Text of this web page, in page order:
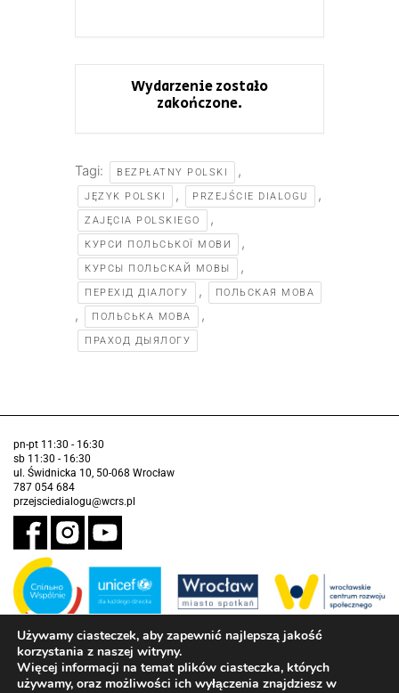
Wydarzenie zostało
zakończone.
Tagi: BEZPŁATNY POLSKI ,
JĘZYK POLSKI , PRZEJŚCIE DIALOGU ,
ZAJĘCIA POLSKIEGO ,
КУРСИ ПОЛЬСЬКОЇ МОВИ ,
КУРСЫ ПОЛЬСКАЙ МОВЫ ,
ПЕРЕХІД ДІАЛОГУ , ПОЛЬСКАЯ МОВА
, ПОЛЬСЬКА МОВА ,
ПРАХОД ДЫЯЛОГУ
pn-pt 11:30 - 16:30
sb 11:30 - 16:30
ul. Świdnicka 10, 50-068 Wrocław
787 054 684
przejsciedialogu@wcrs.pl
Zadanie realizowane ze środków Gminy Wrocław w partnerstwie z
Funduszem Narodów Zjednoczonych na Rzecz Dzieci (UNICEF)
Deklaracja dostępności
Używamy ciasteczek, aby zapewnić najlepszą jakość
korzystania z naszej witryny.
Więcej informacji na temat plików ciasteczka, których
używamy, oraz możliwości ich wyłączenia znajdziesz w